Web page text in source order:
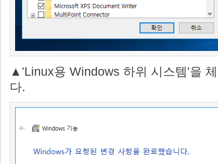
▲'Linux용 Windows 하위 시스템'을
다.